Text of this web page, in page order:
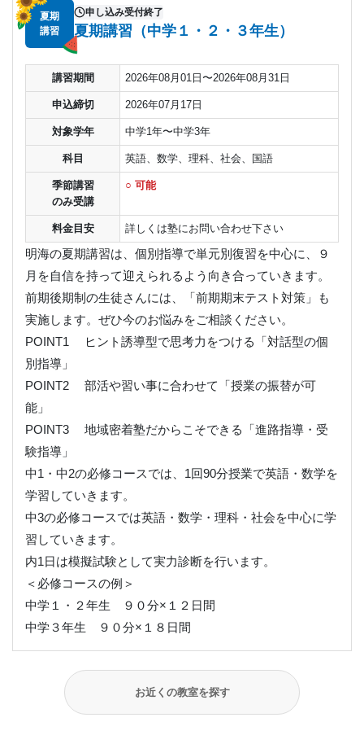
夏期
講習
申し込み受付終了
夏期講習（中学１・２・３年生）
講習期間 2026年08月01日〜2026年08月31日
申込締切 2026年07月17日
対象学年 中学1年〜中学3年
科目 英語、数学、理科、社会、国語
季節講習
のみ受講
○ 可能
料金目安 詳しくは塾にお問い合わせ下さい
明海の夏期講習は、個別指導で単元別復習を中心に、９
月を自信を持って迎えられるよう向き合っていきます。
前期後期制の生徒さんには、「前期期末テスト対策」も
実施します。ぜひ今のお悩みをご相談ください。
POINT1 ヒント誘導型で思考力をつける「対話型の個
別指導」
POINT2 部活や習い事に合わせて「授業の振替が可
能」
POINT3 地域密着塾だからこそできる「進路指導・受
験指導」
中1・中2の必修コースでは、1回90分授業で英語・数学を
学習していきます。
中3の必修コースでは英語・数学・理科・社会を中心に学
習していきます。
内1日は模擬試験として実力診断を行います。
＜必修コースの例＞
中学１・２年生 ９０分×１２日間
中学３年生 ９０分×１８日間
お近くの教室を探す